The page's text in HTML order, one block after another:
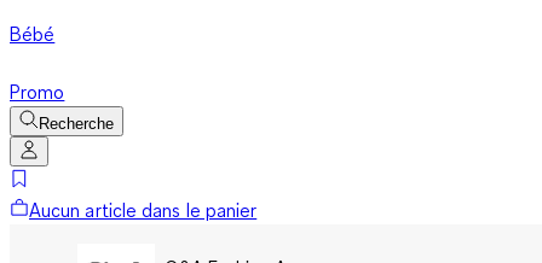
Bébé
Promo
Recherche
Aucun article dans le panier